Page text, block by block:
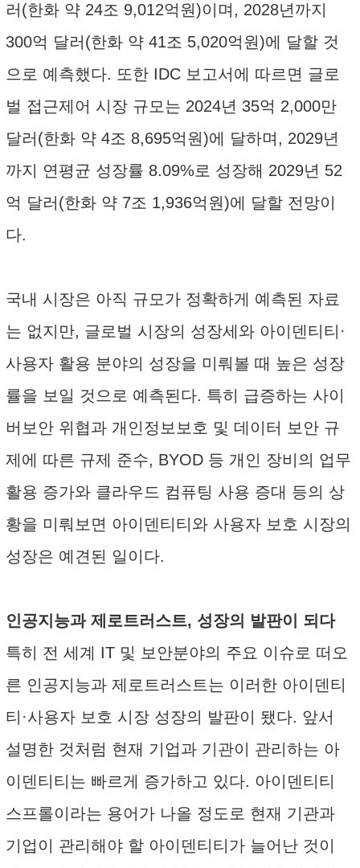
러(한화 약 24조 9,012억원)이며, 2028년까지
300억 달러(한화 약 41조 5,020억원)에 달할 것
으로 예측했다. 또한 IDC 보고서에 따르면 글로
벌 접근제어 시장 규모는 2024년 35억 2,000만
달러(한화 약 4조 8,695억원)에 달하며, 2029년
까지 연평균 성장률 8.09%로 성장해 2029년 52
억 달러(한화 약 7조 1,936억원)에 달할 전망이
다.
국내 시장은 아직 규모가 정확하게 예측된 자료
는 없지만, 글로벌 시장의 성장세와 아이덴티티·
사용자 활용 분야의 성장을 미뤄볼 때 높은 성장
률을 보일 것으로 예측된다. 특히 급증하는 사이
버보안 위협과 개인정보보호 및 데이터 보안 규
제에 따른 규제 준수, BYOD 등 개인 장비의 업무
활용 증가와 클라우드 컴퓨팅 사용 증대 등의 상
황을 미뤄보면 아이덴티티와 사용자 보호 시장의
성장은 예견된 일이다.
인공지능과 제로트러스트, 성장의 발판이 되다
특히 전 세계 IT 및 보안분야의 주요 이슈로 떠오
른 인공지능과 제로트러스트는 이러한 아이덴티
티·사용자 보호 시장 성장의 발판이 됐다. 앞서
설명한 것처럼 현재 기업과 기관이 관리하는 아
이덴티티는 빠르게 증가하고 있다. 아이덴티티
스프롤이라는 용어가 나올 정도로 현재 기관과
기업이 관리해야 할 아이덴티티가 늘어난 것이